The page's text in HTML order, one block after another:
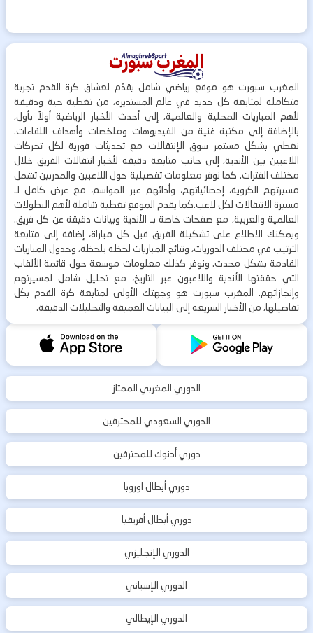
المغرب سبورت هو موقع رياضي شامل يقدّم لعشاق كرة القدم تجربة
متكاملة لمتابعة كل جديد في عالم المستديرة، من تغطية حية ودقيقة
لأهم المباريات المحلية والعالمية، إلى أحدث الأخبار الرياضية أولاً بأول،
بالإضافة إلى مكتبة غنية من الفيديوهات وملخصات وأهداف اللقاءات.
نغطي بشكل مستمر سوق الإنتقالات مع تحديثات فورية لكل تحركات
اللاعبين بين الأندية، إلى جانب متابعة دقيقة لأخبار انتقالات الفريق خلال
مختلف الفترات. كما نوفر معلومات تفصيلية حول اللاعبين والمدربين تشمل
مسيرتهم الكروية، إحصائياتهم، وأدائهم عبر المواسم، مع عرض كامل لـ
مسيرة الانتقالات لكل لاعب.كما يقدم الموقع تغطية شاملة لأهم البطولات
العالمية والعربية، مع صفحات خاصة بـ الأندية وبيانات دقيقة عن كل فريق.
ويمكنك الاطلاع على تشكيلة الفريق قبل كل مباراة، إضافة إلى متابعة
الترتيب في مختلف الدوريات، ونتائج المباريات لحظة بلحظة، وجدول المباريات
القادمة بشكل محدث. ونوفر كذلك معلومات موسعة حول قائمة الألقاب
التي حققتها الأندية واللاعبون عبر التاريخ، مع تحليل شامل لمسيرتهم
وإنجازاتهم. المغرب سبورت هو وجهتك الأولى لمتابعة كرة القدم بكل
تفاصيلها، من الأخبار السريعة إلى البيانات العميقة والتحليلات الدقيقة.
الدوري المغربي الممتاز
الدوري السعودي للمحترفين
دوري أدنوك للمحترفين
دوري أبطال اوروبا
دوري أبطال أفريقيا
الدوري الإنجليزي
الدوري الإسباني
الدوري الإيطالي